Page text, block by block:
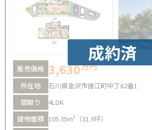
成約済
販売価格 3,630万円
所在地
石川県金沢市諸江町中丁62番1
間取り
4LDK
建物面積 105.35m²（31.9坪）